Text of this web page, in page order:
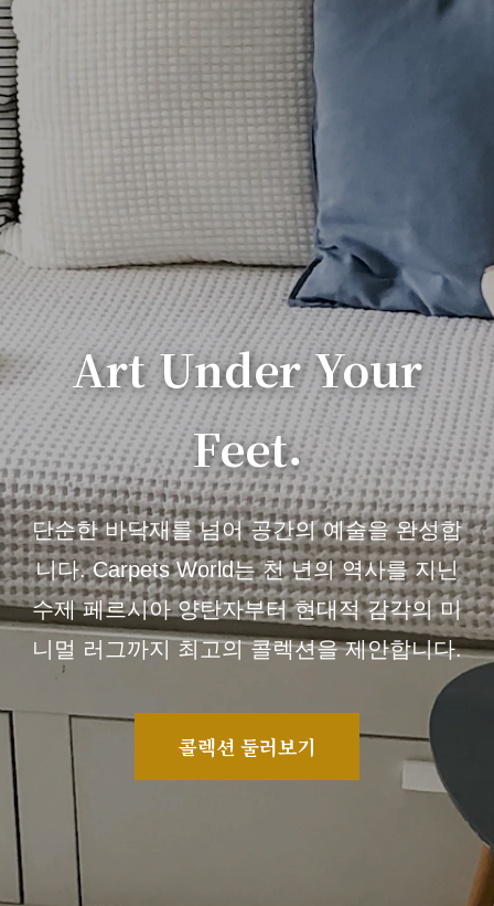
Art Under Your
Feet.
단순한 바닥재를 넘어 공간의 예술을 완성합
니다. Carpets World는 천 년의 역사를 지닌
수제 페르시아 양탄자부터 현대적 감각의 미
니멀 러그까지 최고의 콜렉션을 제안합니다.
콜렉션 둘러보기